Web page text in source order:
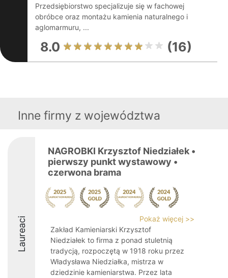
Przedsiębiorstwo specjalizuje się w fachowej
obróbce oraz montażu kamienia naturalnego i
aglomarmuru, ...
8.0 (16)
Inne firmy z województwa
Laureaci
NAGROBKI Krzysztof Niedziałek •
pierwszy punkt wystawowy •
czerwona brama
Pokaż więcej >>
Zakład Kamieniarski Krzysztof
Niedziałek to firma z ponad stuletnią
tradycją, rozpoczętą w 1918 roku przez
Władysława Niedziałka, mistrza w
dziedzinie kamieniarstwa. Przez lata